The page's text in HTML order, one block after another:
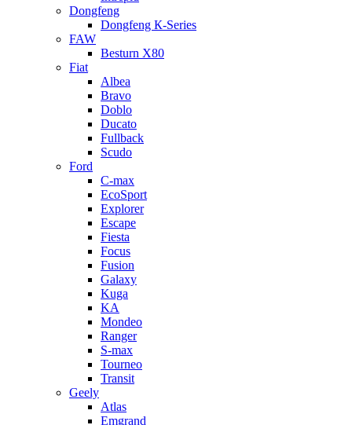
Dongfeng
Dongfeng К-Series
FAW
Besturn Х80
Fiat
Albea
Bravo
Doblo
Ducato
Fullback
Scudo
Ford
C-max
EcoSport
Explorer
Escape
Fiesta
Focus
Fusion
Galaxy
Kuga
KA
Mondeo
Ranger
S-max
Tourneo
Transit
Geely
Atlas
Emgrand